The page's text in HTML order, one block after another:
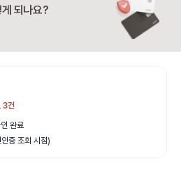
되나요?
3건
완료
증 조회 시점)